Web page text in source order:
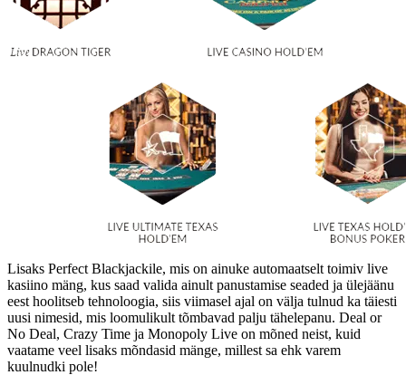
Lisaks Perfect Blackjackile, mis on ainuke automaatselt toimiv live
kasiino mäng, kus saad valida ainult panustamise seaded ja ülejäänu
eest hoolitseb tehnoloogia, siis viimasel ajal on välja tulnud ka täiesti
uusi nimesid, mis loomulikult tõmbavad palju tähelepanu. Deal or
No Deal, Crazy Time ja Monopoly Live on mõned neist, kuid
vaatame veel lisaks mõndasid mänge, millest sa ehk varem
kuulnudki pole!